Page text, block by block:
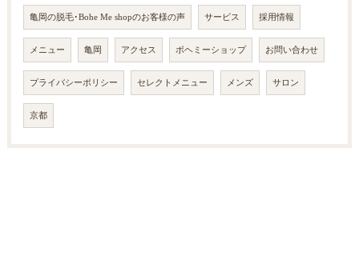
亀岡の脱毛･Bohe Me shopのお客様の声 サービス 採用情報
メニュー 亀岡 アクセス ボヘミーショップ お問い合わせ
プライバシーポリシー セレクトメニュー メンズ サロン
京都